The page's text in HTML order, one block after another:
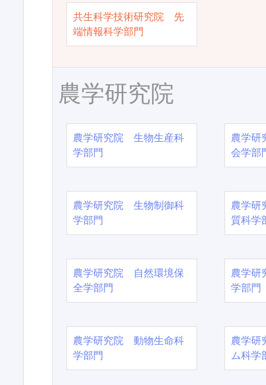
共生科学技術研究院 先
端情報科学部門
農学研究院
農学研究院 生物生産科
学部門
農学
会学部
農学研究院 生物制御科
学部門
農学
質科学
農学研究院 自然環境保
全学部門
農学
学部門
農学研究院 動物生命科
学部門
農学
ム科学